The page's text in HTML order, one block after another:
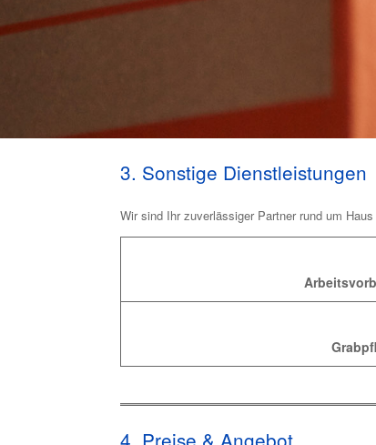
3. Sonstige Dienstleistungen
Wir sind Ihr zuverlässiger Partner rund um